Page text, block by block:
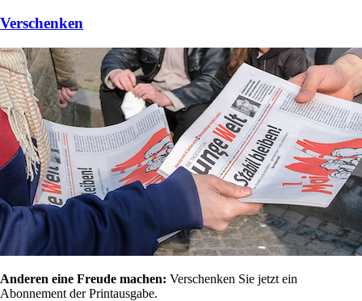
Verschenken
Anderen eine Freude machen: Verschenken Sie jetzt ein
Abonnement der Printausgabe.